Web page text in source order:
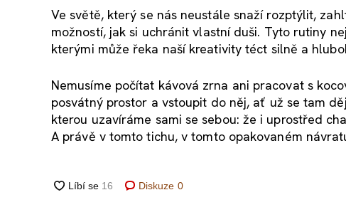
Ve světě, který se nás neustále snaží rozptýlit,
možností, jak si uchránit vlastní duši. Tyto rutiny
kterými může řeka naší kreativity téct silně a
Nemusíme počítat kávová zrna ani pracovat s
posvátný prostor a vstoupit do něj, ať už se tam
kterou uzavíráme sami se sebou: že i uprostřed
A právě v tomto tichu, v tomto opakovaném
Diskuze 0